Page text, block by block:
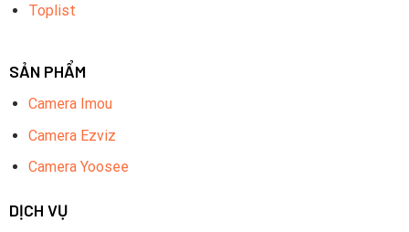
Toplist
SẢN PHẨM
Camera Imou
Camera Ezviz
Camera Yoosee
DỊCH VỤ